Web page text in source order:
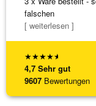
★★★★★
4,7 Sehr gut
9607 Bewertungen
falschen
[ weiterlesen ]